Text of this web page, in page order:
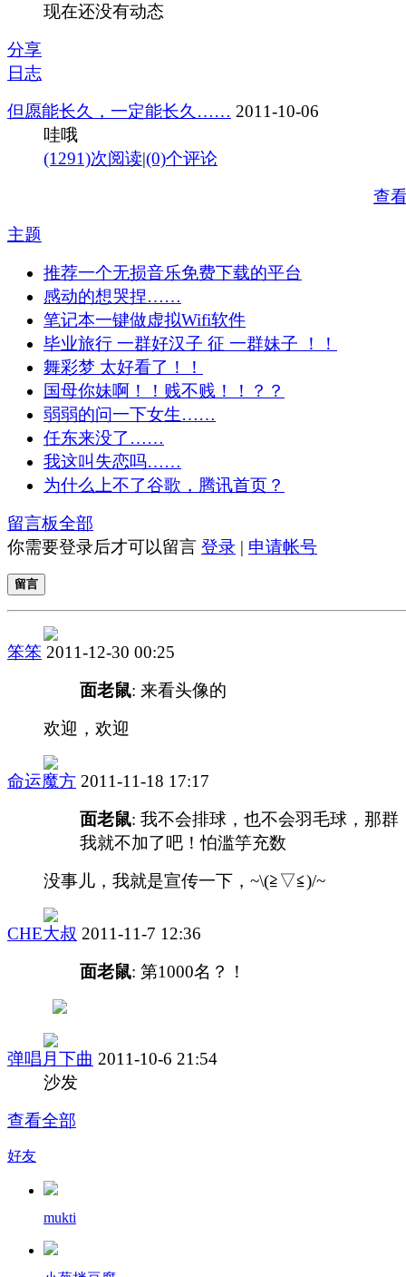
现在还没有动态
分享
日志
但愿能长久，一定能长久…… 2011-10-06
哇哦
(1291)次阅读|(0)个评论
查
主题
推荐一个无损音乐免费下载的平台
感动的想哭捏……
笔记本一键做虚拟Wifi软件
毕业旅行 一群好汉子 征 一群妹子 ！！
舞彩梦 太好看了！！
国母你妹啊！！贱不贱！！？？
弱弱的问一下女生……
任东来没了……
我这叫失恋吗……
为什么上不了谷歌，腾讯首页？
留言板全部
你需要登录后才可以留言 登录 | 申请帐号
留言
笨笨 2011-12-30 00:25
面老鼠: 来看头像的
欢迎，欢迎
命运魔方 2011-11-18 17:17
面老鼠: 我不会排球，也不会羽毛球，那群
我就不加了吧！怕滥竽充数
没事儿，我就是宣传一下，~\(≧▽≦)/~
CHE大叔 2011-11-7 12:36
面老鼠: 第1000名？！
弹唱月下曲 2011-10-6 21:54
沙发
查看全部
好友
mukti